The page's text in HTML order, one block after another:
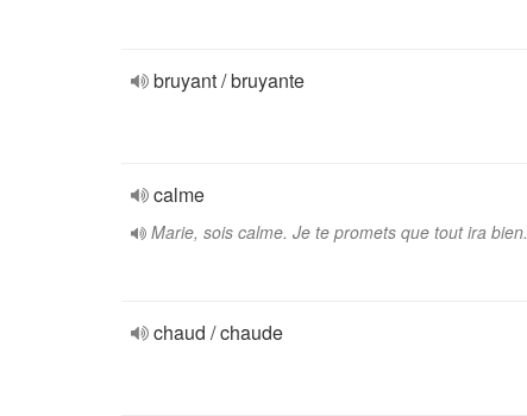
bruyant / bruyante
calme
Marie, sois calme. Je te promets que tout ira bien.
chaud / chaude